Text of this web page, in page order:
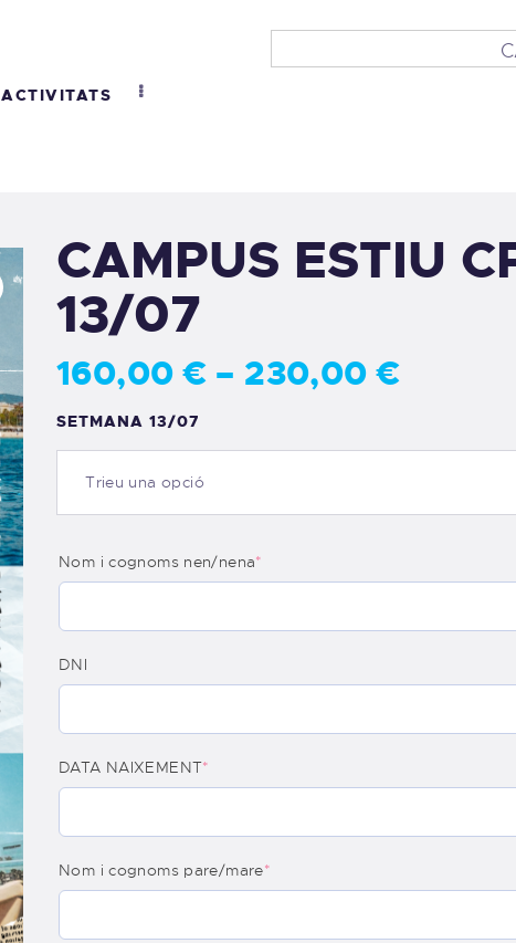
ACTIVITATS
CAMPUS ESTIU
13/07
160,00 € – 230,00 €
SETMANA 13/07
Nom i cognoms nen/nena*
DNI
DATA NAIXEMENT*
Nom i cognoms pare/mare*